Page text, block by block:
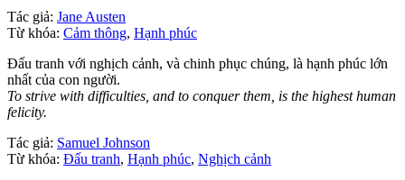
Tác giả: Jane Austen
Từ khóa: Cảm thông, Hạnh phúc
Đấu tranh với nghịch cảnh, và chinh phục chúng, là hạnh phúc lớn
nhất của con người.
To strive with difficulties, and to conquer them, is the highest human
felicity.
Tác giả: Samuel Johnson
Từ khóa: Đấu tranh, Hạnh phúc, Nghịch cảnh